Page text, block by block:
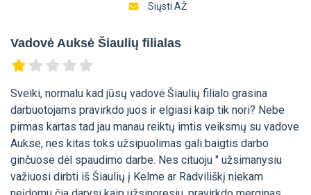
Siųsti AŽ
Vadovė Auksė Šiaulių filialas
Sveiki, normalu kad jūsų vadovė Šiaulių filialo grasina
darbuotojams pravirkdo juos ir elgiasi kaip tik nori? Nebe
pirmas kartas tad jau manau reiktų imtis veiksmų su vadove
Aukse, nes kitas toks užsipuolimas gali baigtis darbo
ginčuose dėl spaudimo darbe. Nes cituoju " užsimanysiu
važiuosi dirbti iš Šiaulių į Kelme ar Radviliškį niekam